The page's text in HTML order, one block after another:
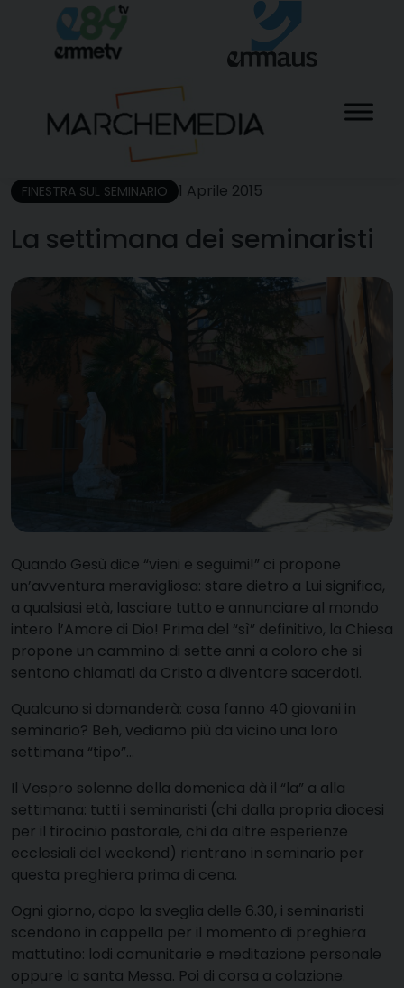
content
FINESTRA SUL SEMINARIO 1 Aprile 2015
La settimana dei seminaristi
Quando Gesù dice “vieni e seguimi!” ci propone
un’avventura meravigliosa: stare dietro a Lui significa,
a qualsiasi età, lasciare tutto e annunciare al mondo
intero l’Amore di Dio! Prima del “sì” definitivo, la Chiesa
propone un cammino di sette anni a coloro che si
sentono chiamati da Cristo a diventare sacerdoti.
Qualcuno si domanderà: cosa fanno 40 giovani in
seminario? Beh, vediamo più da vicino una loro
settimana “tipo”…
Il Vespro solenne della domenica dà il “la” a alla
settimana: tutti i seminaristi (chi dalla propria diocesi
per il tirocinio pastorale, chi da altre esperienze
ecclesiali del weekend) rientrano in seminario per
questa preghiera prima di cena.
Ogni giorno, dopo la sveglia delle 6.30, i seminaristi
scendono in cappella per il momento di preghiera
mattutino: lodi comunitarie e meditazione personale
oppure la santa Messa. Poi di corsa a colazione.